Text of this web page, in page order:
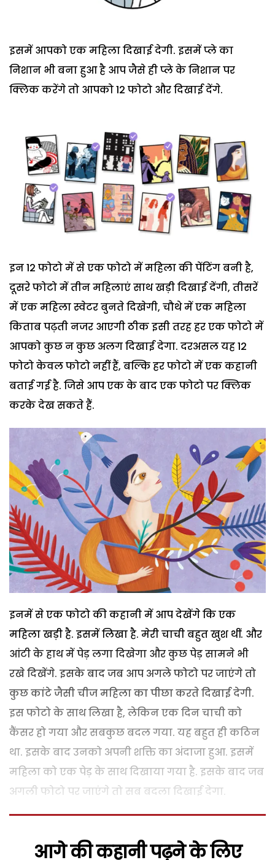
इसमें आपको एक महिला दिखाई देगी. इसमें प्ले का
निशान भी बना हुआ है आप जैसे ही प्ले के निशान पर
क्लिक करेंगे तो आपको 12 फोटो और दिखाई देंगे.
इन 12 फोटो में से एक फोटो में महिला की पेंटिंग बनी है,
दूसरे फोटो में तीन महिलाएं साथ खड़ी दिखाई देंगी, तीसरें
में एक महिला स्वेटर बुनते दिखेगी, चौथे में एक महिला
किताब पढ़ती नजर आएगी ठीक इसी तरह हर एक फोटो में
आपको कुछ न कुछ अलग दिखाई देगा. दरअसल यह 12
फोटो केवल फोटो नहीं हैं, बल्कि हर फोटो में एक कहानी
बताई गई है. जिसे आप एक के बाद एक फोटो पर क्लिक
करके देख सकते हैं.
इनमें से एक फोटो की कहानी में आप देखेंगे कि एक
महिला खड़ी है. इसमें लिखा है. मेरी चाची बहुत खुश थीं. और
आंटी के हाथ में पेड़ लगा दिखेगा और कुछ पेड़ सामने भी
रखे दिखेंगे. इसके बाद जब आप अगले फोटो पर जाएंगे तो
कुछ कांटे जैसी चीज महिला का पीछा करते दिखाई देगी.
इस फोटो के साथ लिखा है, लेकिन एक दिन चाची को
कैंसर हो गया और सबकुछ बदल गया. यह बहुत ही कठिन
था. इसके बाद उनको अपनी शक्ति का अंदाजा हुआ. इसमें
महिला को एक पेड़ के साथ दिखाया गया है. इसके बाद जब
अगली फोटो पर जाएंगे तो सब बदला दिखाई देगा.
आगे की कहानी पढ़ने के लिए